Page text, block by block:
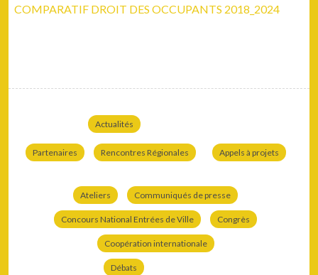
COMPARATIF DROIT DES OCCUPANTS 2018_2024
Actualités
Partenaires Rencontres Régionales Appels à projets
Ateliers Communiqués de presse
Concours National Entrées de Ville Congrès
Coopération internationale
Débats